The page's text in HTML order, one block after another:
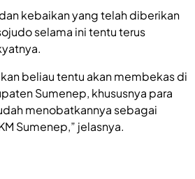
kebaikan yang telah diberikan
selama ini tentu terus
beliau tentu akan membekas di
Sumenep, khususnya para
menobatkannya sebagai
Sumenep,” jelasnya.